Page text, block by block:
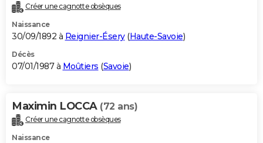
Créer une cagnotte obsèques
Naissance
30/09/1892 à Reignier-Ésery(Haute-Savoie)
Décès
07/01/1987 à Moûtiers (Savoie)
Maximin LOCCA (72 ans)
Créer une cagnotte obsèques
Naissance